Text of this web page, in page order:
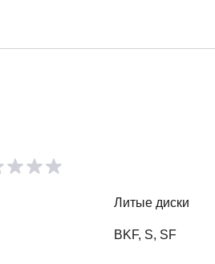
Литые диски
BKF, S, SF